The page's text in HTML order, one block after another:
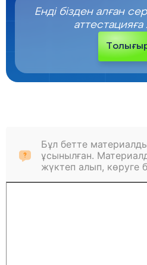
Енді бізден алған
Бұл бетте
ұсынылған.
жүктеп алып, көруге